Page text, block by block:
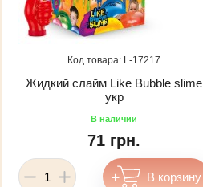
17217
Жидкий слайм Like Bubble slime
укр
71 грн.